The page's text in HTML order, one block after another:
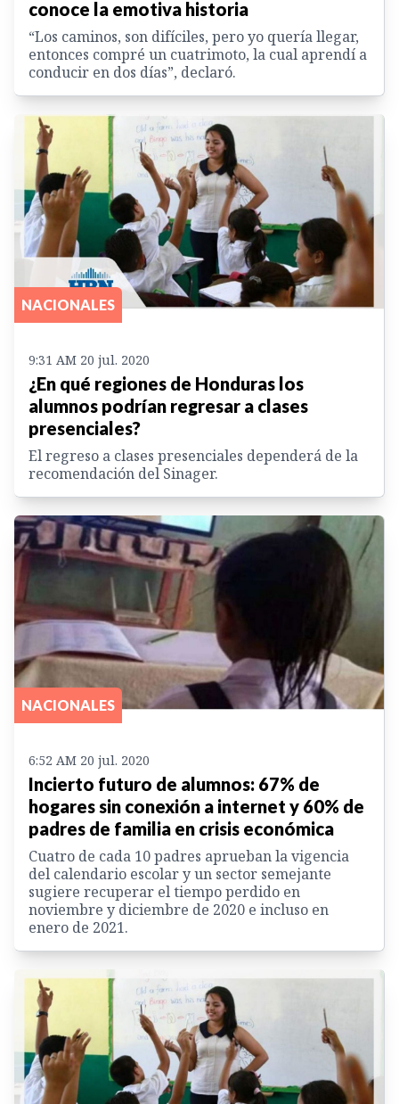
conoce la emotiva historia
“Los caminos, son difíciles, pero yo quería llegar,
entonces compré un cuatrimoto, la cual aprendí a
conducir en dos días”, declaró.
NACIONALES
9:31 AM 20 jul. 2020
¿En qué regiones de Honduras los
alumnos podrían regresar a clases
presenciales?
El regreso a clases presenciales dependerá de la
recomendación del Sinager.
NACIONALES
6:52 AM 20 jul. 2020
Incierto futuro de alumnos: 67% de
hogares sin conexión a internet y 60% de
padres de familia en crisis económica
Cuatro de cada 10 padres aprueban la vigencia
del calendario escolar y un sector semejante
sugiere recuperar el tiempo perdido en
noviembre y diciembre de 2020 e incluso en
enero de 2021.